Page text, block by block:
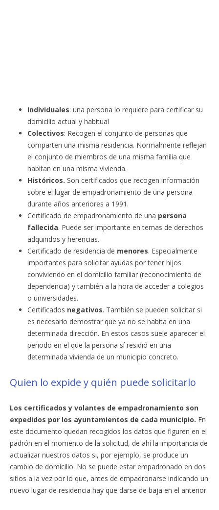
Individuales: una persona lo requiere para certificar su
domicilio actual y habitual
Colectivos: Recogen el conjunto de personas que
comparten una misma residencia. Normalmente reflejan
el conjunto de miembros de una misma familia que
habitan en una misma vivienda.
Históricos. Son certificados que recogen información
sobre el lugar de empadronamiento de una persona
durante años anteriores a 1991.
Certificado de empadronamiento de una persona
fallecida. Puede ser importante en temas de derechos
adquiridos y herencias.
Certificado de residencia de menores. Especialmente
importantes para solicitar ayudas por tener hijos
conviviendo en el domicilio familiar (reconocimiento de
dependencia) y también a la hora de acceder a colegios
o universidades.
Certificados negativos. También se pueden solicitar si
es necesario demostrar que ya no se habita en una
determinada dirección. En estos casos suele aparecer el
periodo en el que la persona sí residió en una
determinada vivienda de un municipio concreto.
Quien lo expide y quién puede solicitarlo
Los certificados y volantes de empadronamiento son
expedidos por los ayuntamientos de cada municipio. En
este documento quedan recogidos los datos que figuren en el
padrón en el momento de la solicitud, de ahí la importancia de
actualizar nuestros datos si, por ejemplo, se produce un
cambio de domicilio. No se puede estar empadronado en dos
sitios a la vez por lo que, antes de empadronarse indicando un
nuevo lugar de residencia hay que darse de baja en el anterior.